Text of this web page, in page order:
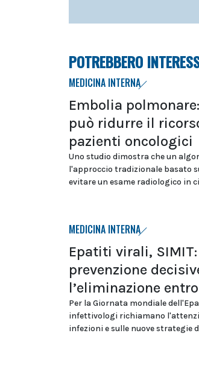
POTREBBERO
MEDICINA INTERNA
Embolia
può ridurre il
pazienti oncologici
Uno studio dimostra che un
l'approccio tradizionale basato
evitare un esame radiologico in
MEDICINA INTERNA
Epatiti virali,
prevenzione
l’eliminazione
Per la Giornata mondiale
infettivologi richiamano
infezioni e sulle nuove strategie